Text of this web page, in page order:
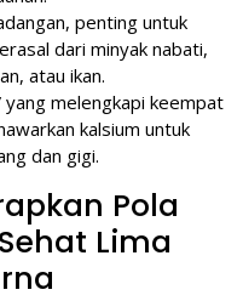
penting untuk
dari minyak nabati,
atau ikan.
yang melengkapi keempat
kalsium untuk
dan gigi.
Pola
Lima